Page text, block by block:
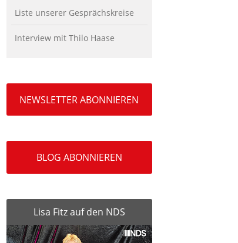
Liste unserer Gesprächskreise
Interview mit Thilo Haase
NEWSLETTER ABONNIEREN
BLOG ABONNIEREN
Lisa Fitz auf den NDS